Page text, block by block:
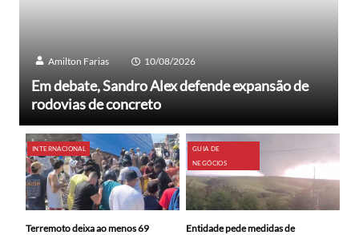
Amilton Farias 10/08/2026
Em debate, Sandro Alex defende expansão de
rodovias de concreto
INTERNACIONAL
Terremoto deixa ao menos 69
GUIA DE
NEGÓCIOS
Entidade pede medidas de